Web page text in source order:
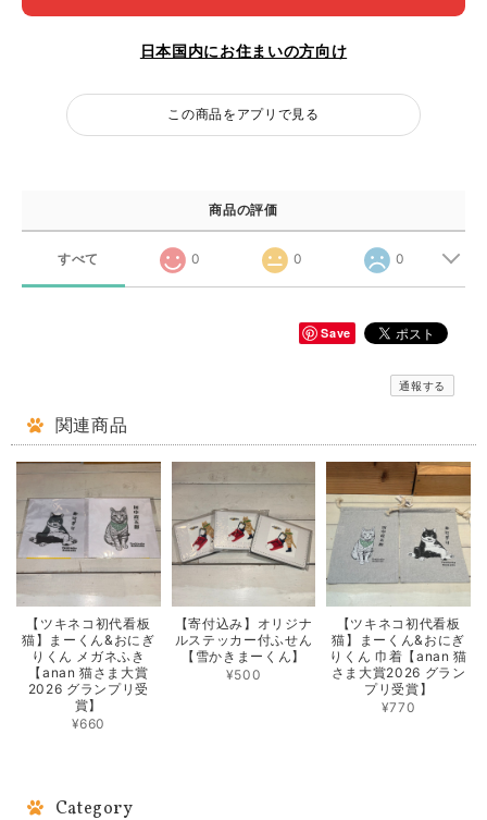
日本国内にお住まいの方向け
この商品をアプリで見る
商品の評価
すべて 0 0 0
Save
通報する
関連商品
【ツキネコ初代看板
猫】まーくん&おにぎ
りくん メガネふき
【anan 猫さま大賞
2026 グランプリ受
賞】
¥660
【寄付込み】オリジナ
ルステッカー付ふせん
【雪かきまーくん】
¥500
【ツキネコ初代看板
猫】まーくん&おにぎ
りくん 巾着【anan 猫
さま大賞2026 グラン
プリ受賞】
¥770
Category